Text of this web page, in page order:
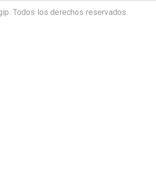
Todos los derechos reservados.